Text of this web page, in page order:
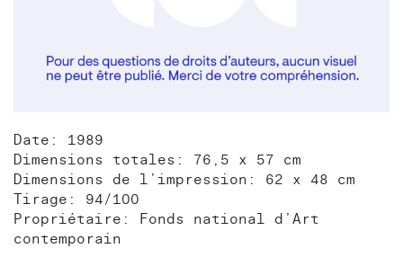
Date: 1989
Dimensions totales: 76,5 x 57 cm
Dimensions de l’impression: 62 x 48 cm
Tirage: 94/100
Propriétaire: Fonds national d’Art
contemporain